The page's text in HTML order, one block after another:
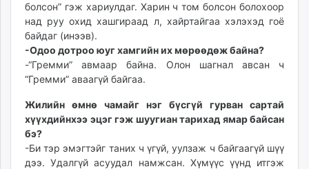
zarig.mn
today.mn
zuv.mn
mminfo.mn
ugluu.mn
asu.mn
shudarga.mn
shuurhai.mn
болсон” гэж хариулдаг. Харин ч том болсон болохоор
над руу охид хашгираад л, хайртайгаа хэлэхэд гоё
байдаг (инээв).
-Одоо дотроо юуг хамгийн их мөрөөдөж байна?
-“Гремми” авмаар байна. Олон шагнал авсан ч
“Гремми” аваагүй байгаа.
Жилийн өмнө чамайг нэг бүсгүй гурван сартай
хүүхдийнхээ эцэг гэж шуугиан тарихад ямар байсан
бэ?
-Би тэр эмэгтэйг таних ч үгүй, уулзаж ч байгаагүй шүү
дээ. Удалгүй асуудал намжсан. Хүмүүс үүнд итгэж